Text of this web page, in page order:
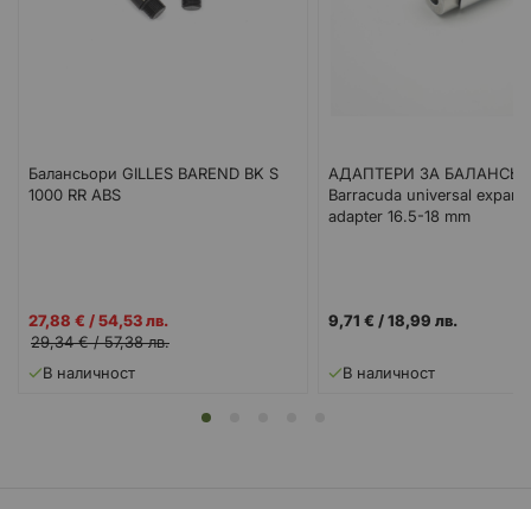
Балансьори GILLES BAREND BK S
1000 RR ABS
Промо
цена
27,88 € /54,53 лв.
29,34 €/57,38 лв.
В наличност
АДАПТЕРИ ЗА
Barracuda universal
adapter 16.5-18 mm
9,71 € /18,99 лв.
В наличност